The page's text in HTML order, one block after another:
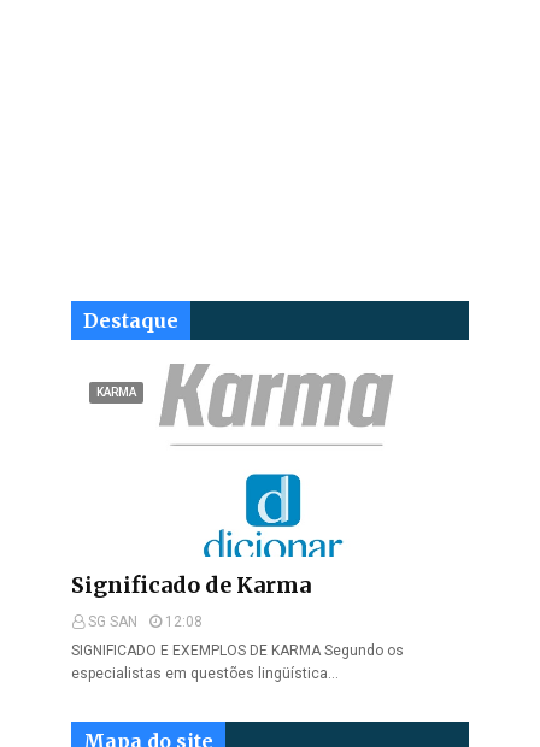
Destaque
KARMA
Significado de Karma
SG SAN
12:08
SIGNIFICADO E EXEMPLOS DE KARMA Segundo os
especialistas em questões lingüística…
Mapa do site